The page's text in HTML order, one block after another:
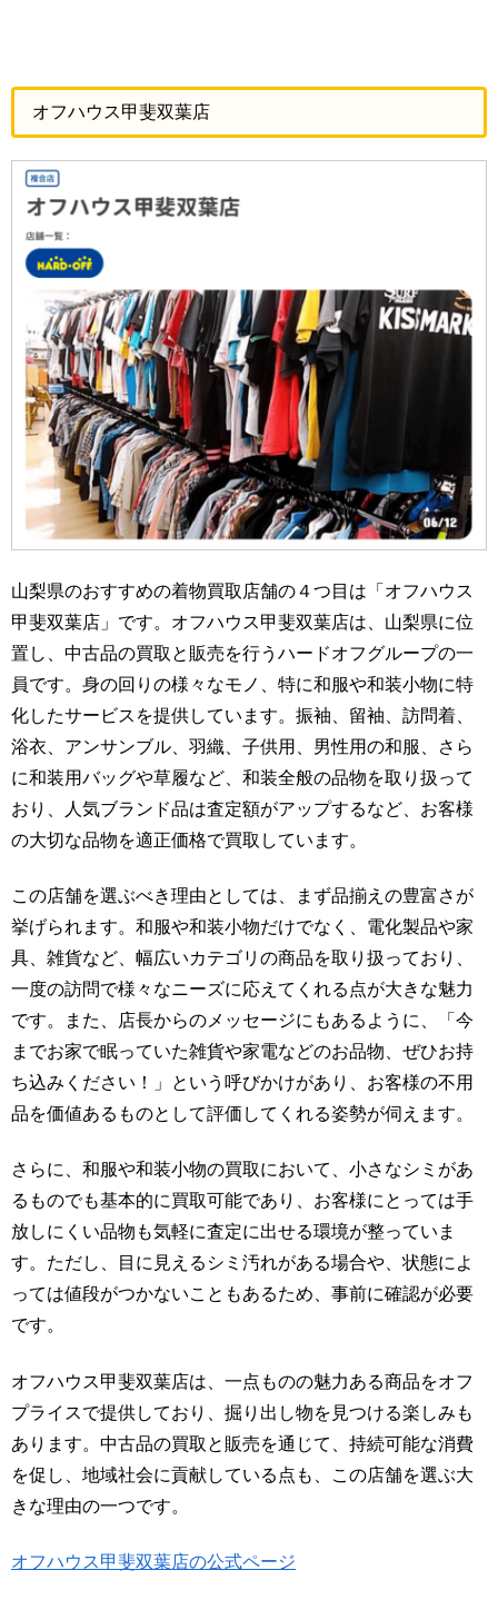
オフハウス甲斐双葉店
山梨県のおすすめの着物買取店舗の４つ目は「オフハウス
甲斐双葉店」です。オフハウス甲斐双葉店は、山梨県に位
置し、中古品の買取と販売を行うハードオフグループの一
員です。身の回りの様々なモノ、特に和服や和装小物に特
化したサービスを提供しています。振袖、留袖、訪問着、
浴衣、アンサンブル、羽織、子供用、男性用の和服、さら
に和装用バッグや草履など、和装全般の品物を取り扱って
おり、人気ブランド品は査定額がアップするなど、お客様
の大切な品物を適正価格で買取しています。
この店舗を選ぶべき理由としては、まず品揃えの豊富さが
挙げられます。和服や和装小物だけでなく、電化製品や家
具、雑貨など、幅広いカテゴリの商品を取り扱っており、
一度の訪問で様々なニーズに応えてくれる点が大きな魅力
です。また、店長からのメッセージにもあるように、「今
までお家で眠っていた雑貨や家電などのお品物、ぜひお持
ち込みください！」という呼びかけがあり、お客様の不用
品を価値あるものとして評価してくれる姿勢が伺えます。
さらに、和服や和装小物の買取において、小さなシミがあ
るものでも基本的に買取可能であり、お客様にとっては手
放しにくい品物も気軽に査定に出せる環境が整っていま
す。ただし、目に見えるシミ汚れがある場合や、状態によ
っては値段がつかないこともあるため、事前に確認が必要
です。
オフハウス甲斐双葉店は、一点ものの魅力ある商品をオフ
プライスで提供しており、掘り出し物を見つける楽しみも
あります。中古品の買取と販売を通じて、持続可能な消費
を促し、地域社会に貢献している点も、この店舗を選ぶ大
きな理由の一つです。
オフハウス甲斐双葉店の公式ページ